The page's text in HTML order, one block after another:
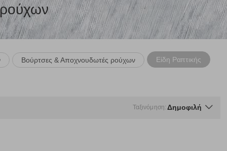
Βούρτσες & Αποχνουδωτές ρούχων Είδη Ραπτικής
Ταξινόμηση: Δημοφιλή